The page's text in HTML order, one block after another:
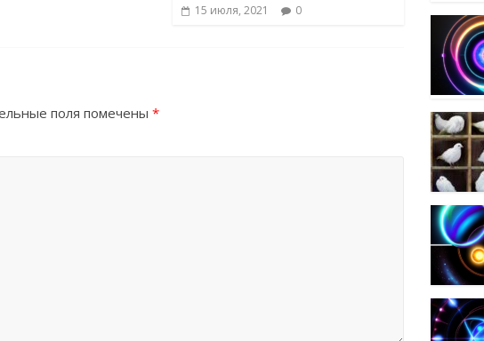
15 июля, 2021 0
поля помечены *